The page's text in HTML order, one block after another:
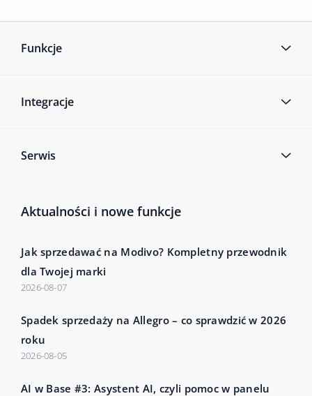
Funkcje
Integracje
Serwis
Aktualności i nowe funkcje
Jak sprzedawać na Modivo? Kompletny przewodnik
dla Twojej marki
2026-08-07
Spadek sprzedaży na Allegro – co sprawdzić w 2026
roku
2026-08-05
AI w Base #3: Asystent AI, czyli pomoc w panelu